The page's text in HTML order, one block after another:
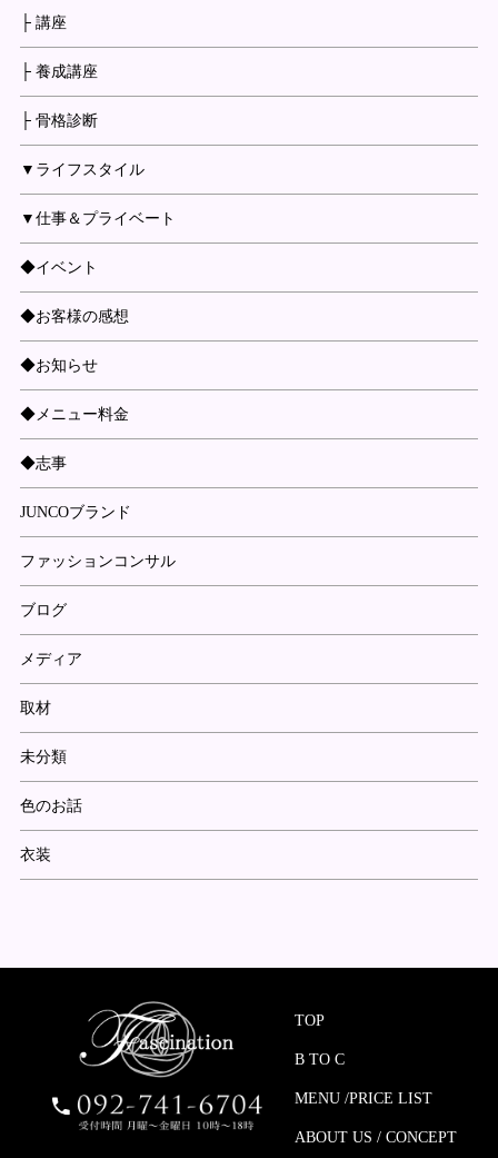
├ 講座
├ 養成講座
├ 骨格診断
▼ライフスタイル
▼仕事＆プライベート
◆イベント
◆お客様の感想
◆お知らせ
◆メニュー料金
◆志事
JUNCOブランド
ファッションコンサル
ブログ
メディア
取材
未分類
色のお話
衣装
TOP
B TO C
MENU /PRICE LIST
ABOUT US / CONCEPT